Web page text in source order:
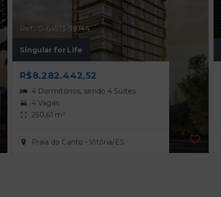
Ref.: O-64513-99144
Singular for Life
R$8.282.442,52
4 Dormitórios, sendo 4 Suítes
4 Vagas
250,61 m²
Praia do Canto - Vitória/ES